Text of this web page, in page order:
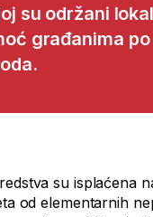
su održani
građanima
su isplaćena
od elementarnih